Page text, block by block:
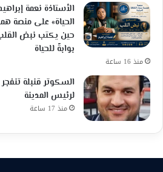
الأستاذة نعمة
الحياة» على منصة
حين يكتب نبض القلب
بوابةً للحياة
منذ 16 ساعة
السكوتر قنبلة
لرئيس المدينة
منذ 17 ساعة